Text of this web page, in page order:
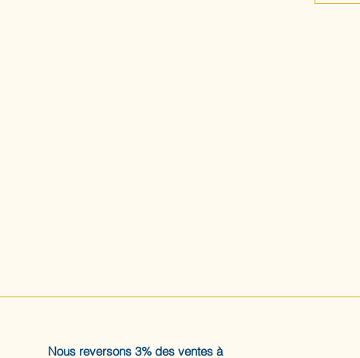
Nous reversons 3% des ventes à